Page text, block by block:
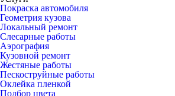
Покраска автомобиля
Геометрия кузова
Локальный ремонт
Слесарные работы
Аэрография
Кузовной ремонт
Жестяные работы
Пескоструйные работы
Оклейка пленкой
Подбор цвета